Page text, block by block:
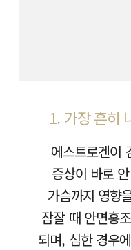
1. 가장 흔히
에스트로겐이
증상이 바로
가슴까지 영향
잠잘 때 안면홍
되며, 심한 경우